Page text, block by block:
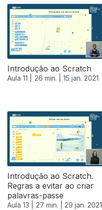
Introdução ao Scratch
Aula 11 | 26 min. | 15 jan. 2021
519488
Introdução ao Scratch.
Regras a evitar ao criar
palavras-passe
Aula 13 | 27 min. | 29 jan. 2021